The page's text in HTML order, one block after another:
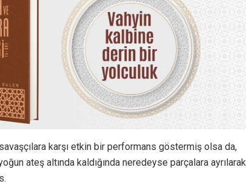
karşı etkin bir performans göstermiş olsa da,
ateş altında kaldığında neredeyse parçalara ayrılarak